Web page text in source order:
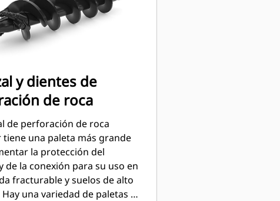
y dientes de
de roca
de perforación de roca
tiene una paleta más grande
la protección del
de la conexión para su uso en
fracturable y suelos de alto